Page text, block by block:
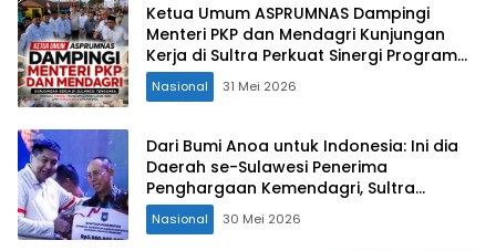
Ketua Umum ASPRUMNAS Dampingi
Menteri PKP dan Mendagri Kunjungan
Kerja di Sultra Perkuat Sinergi Program
Rumah Layak Huni dan Konsolidasi
Organisasi
Nasional 31 Mei 2026
Dari Bumi Anoa untuk Indonesia: Ini dia
Daerah se-Sulawesi Penerima
Penghargaan Kemendagri, Sultra
Kategori Ke-II
Nasional 30 Mei 2026